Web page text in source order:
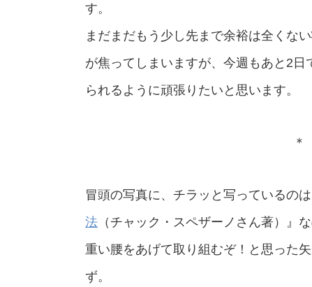
す。
まだまだもう少し先まで余裕は全くな
が焦ってしまいますが、今週もあと2日
られるように頑張りたいと思います。
＊
冒頭の写真に、チラッと写っているの
法 （チャック・スペザーノさん著）』
重い腰をあげて取り組むぞ！と思った
ず。